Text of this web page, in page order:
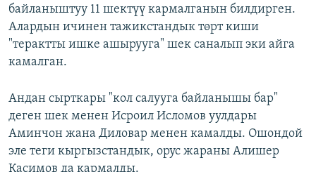
байланыштуу 11 шектүү кармалганын билдирген.
Алардын ичинен тажикстандык төрт киши
"терактты ишке ашырууга" шек саналып эки айга
камалган.
Андан сырткары "кол салууга байланышы бар"
деген шек менен Исроил Исломов уулдары
Аминчон жана Диловар менен камалды. Ошондой
эле теги кыргызстандык, орус жараны Алишер
Касимов да кармалды.